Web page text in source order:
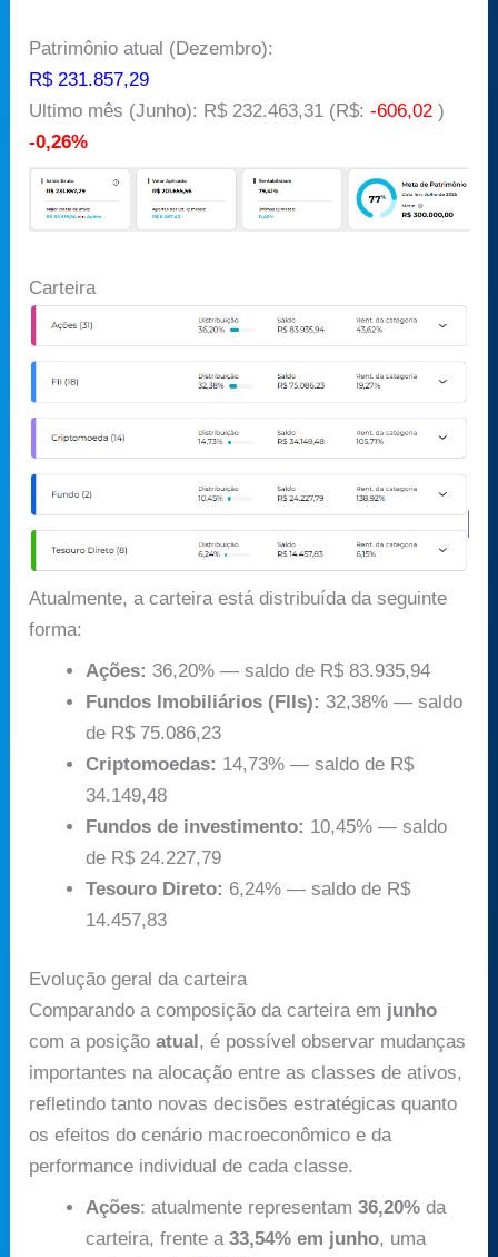
Patrimônio atual (Dezembro):
R$ 231.857,29
Ultimo mês (Junho): R$ 232.463,31 (R$:-606,02 )
-0,26%
Carteira
Atualmente, a carteira está distribuída da seguinte
forma:
Ações: 36,20% — saldo de R$ 83.935,94
Fundos Imobiliários (FIIs): 32,38% — saldo
de R$ 75.086,23
Criptomoedas: 14,73% — saldo de R$
34.149,48
Fundos de investimento: 10,45% — saldo
de R$ 24.227,79
Tesouro Direto: 6,24% — saldo de R$
14.457,83
Evolução geral da carteira
Comparando a composição da carteira em junho
com a posiçãoatual, é possível observar mudanças
importantes na alocação entre as classes de ativos,
refletindo tanto novas decisões estratégicas quanto
os efeitos do cenário macroeconômico e da
performance individual de cada classe.
Ações: atualmente representam36,20% da
carteira, frente a33,54% em junho, uma